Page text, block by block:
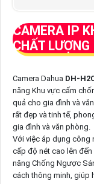
CAMERA IP
CHẤT LƯỢNG
Camera Dahua DH-
năng Khu vực cấm
quả cho gia đình và
rất đẹp và tinh tế,
gia đình và văn phòng.
Với việc áp dụng công
cấp độ nét cao lên đến
năng Chống Ngược
cách thông minh, giúp